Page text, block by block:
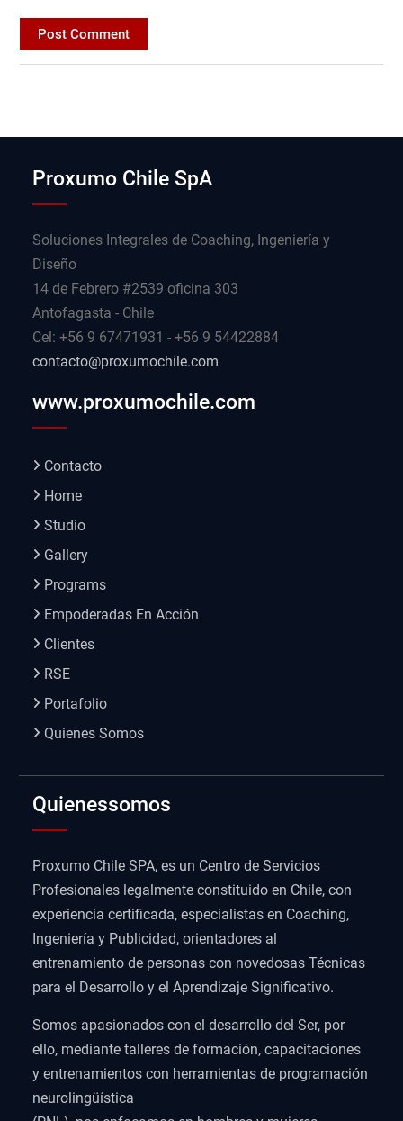
Proxumo Chile SpA
Soluciones Integrales de Coaching, Ingeniería y
Diseño
14 de Febrero #2539 oficina 303
Antofagasta - Chile
Cel: +56 9 67471931 - +56 9 54422884
contacto@proxumochile.com
www.proxumochile.com
Contacto
Home
Studio
Gallery
Programs
Empoderadas En Acción
Clientes
RSE
Portafolio
Quienes Somos
Quienessomos
Proxumo Chile SPA, es un Centro de Servicios
Profesionales legalmente constituido en Chile, con
experiencia certificada, especialistas en Coaching,
Ingeniería y Publicidad, orientadores al
entrenamiento de personas con novedosas Técnicas
para el Desarrollo y el Aprendizaje Significativo.
Somos apasionados con el desarrollo del Ser, por
ello, mediante talleres de formación, capacitaciones
y entrenamientos con herramientas de programación
neurolingüística